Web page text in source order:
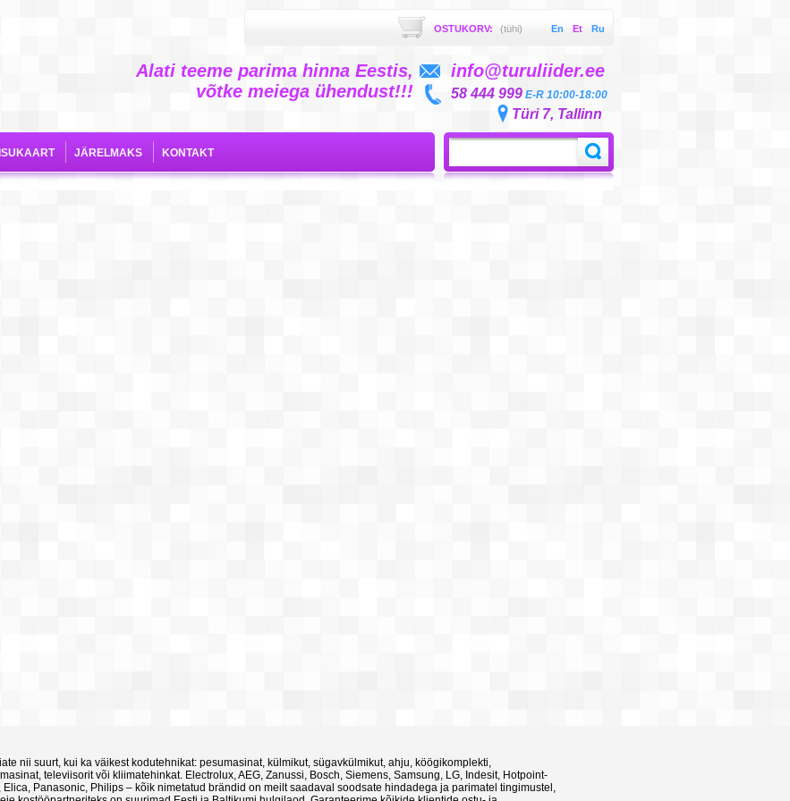
En Et Ru
JÄRELMAKS KONTAKT
OSTUKORV: (tühi)
Alati teeme parima hinna Eestis,
võtke meiega ühendust!!!
info@turuliider.ee
58 444 999 E-R 10:00-18:00
Türi 7, Tallinn
nii suurt, kui ka väikest kodutehnikat: pesumasinat, külmikut, sügavkülmikut, ahju, köögikomplekti,
televiisorit või kliimatehinkat. Electrolux, AEG, Zanussi, Bosch, Siemens, Samsung, LG, Indesit, Hotpoint-
Elica, Panasonic, Philips – kõik nimetatud brändid on meilt saadaval soodsate hindadega ja parimatel tingimustel,